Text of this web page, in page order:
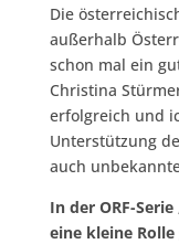
Die
außerhalb
schon mal ein
Christina
erfolgreich und
Unterstützung
auch
In der ORF-
eine kleine